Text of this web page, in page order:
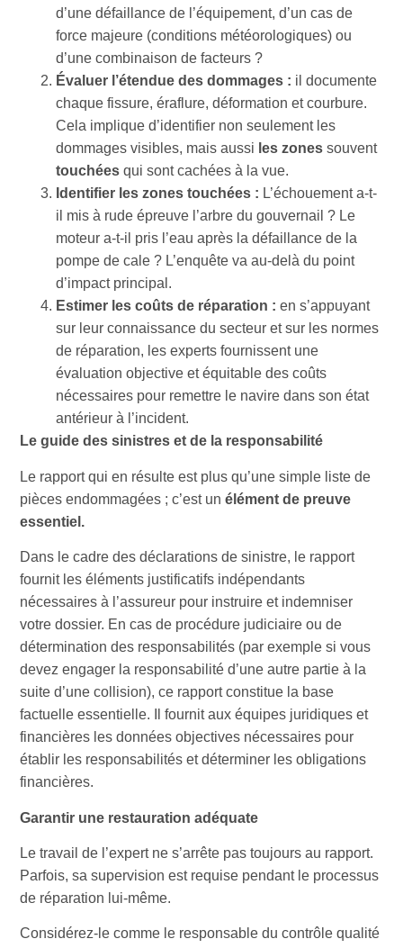
d’une défaillance de l’équipement, d’un cas de
force majeure (conditions météorologiques) ou
d’une combinaison de facteurs ?
Évaluer l’étendue des dommages : il documente
chaque fissure, éraflure, déformation et courbure.
Cela implique d’identifier non seulement les
dommages visibles, mais aussi les zonessouvent
touchéesqui sont cachées à la vue.
Identifier les zones touchées : L’échouement a-t-
il mis à rude épreuve l’arbre du gouvernail ? Le
moteur a-t-il pris l’eau après la défaillance de la
pompe de cale ? L’enquête va au-delà du point
d’impact principal.
Estimer les coûts de réparation :en s’appuyant
sur leur connaissance du secteur et sur les normes
de réparation, les experts fournissent une
évaluation objective et équitable des coûts
nécessaires pour remettre le navire dans son état
antérieur à l’incident.
Le guide des sinistres et de la responsabilité
Le rapport qui en résulte est plus qu’une simple liste de
pièces endommagées ; c’est unélément de preuve
essentiel.
Dans le cadre des déclarations de sinistre, le rapport
fournit les éléments justificatifs indépendants
nécessaires à l’assureur pour instruire et indemniser
votre dossier. En cas de procédure judiciaire ou de
détermination des responsabilités (par exemple si vous
devez engager la responsabilité d’une autre partie à la
suite d’une collision), ce rapport constitue la base
factuelle essentielle. Il fournit aux équipes juridiques et
financières les données objectives nécessaires pour
établir les responsabilités et déterminer les obligations
financières.
Garantir une restauration adéquate
Le travail de l’expert ne s’arrête pas toujours au rapport.
Parfois, sa supervision est requise pendant le processus
de réparation lui-même.
Considérez-le comme le responsable du contrôle qualité